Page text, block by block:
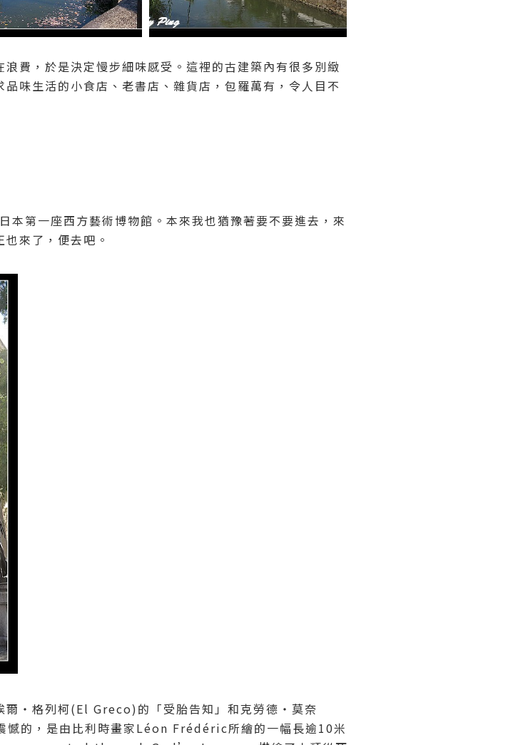
費，於是決定慢步細味感受。這裡的古建築內有很多別緻
味生活的小食店、老書店、雜貨店，包羅萬有，令人目不
本第一座西方藝術博物館。本來我也猶豫著要不要進去，來
來了，便去吧。
爾‧格列柯(El Greco)的「受胎告知」和克勞德‧莫奈
憾的，是由比利時畫家Léon Frédéric所繪的一幅長逾10米